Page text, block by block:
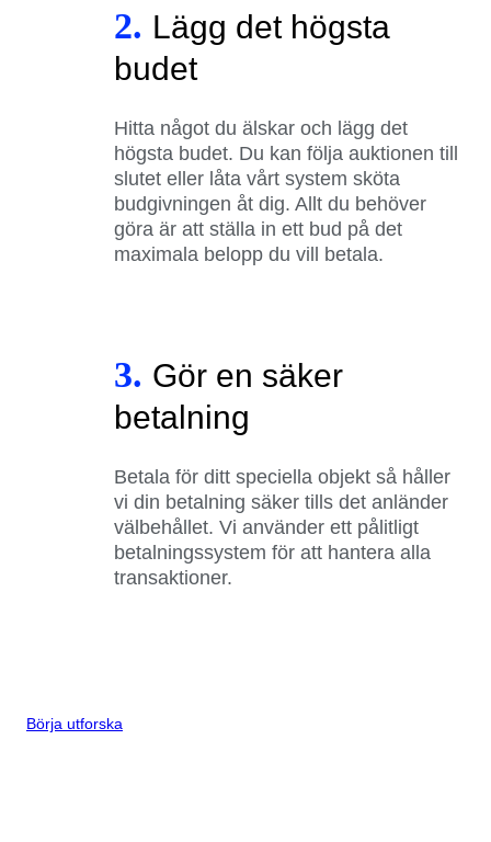
2. Lägg det högsta
budet
Hitta något du älskar och lägg det
högsta budet. Du kan följa auktionen till
slutet eller låta vårt system sköta
budgivningen åt dig. Allt du behöver
göra är att ställa in ett bud på det
maximala belopp du vill betala.
3. Gör en säker
betalning
Betala för ditt speciella objekt så håller
vi din betalning säker tills det anländer
välbehållet. Vi använder ett pålitligt
betalningssystem för att hantera alla
transaktioner.
Börja utforska